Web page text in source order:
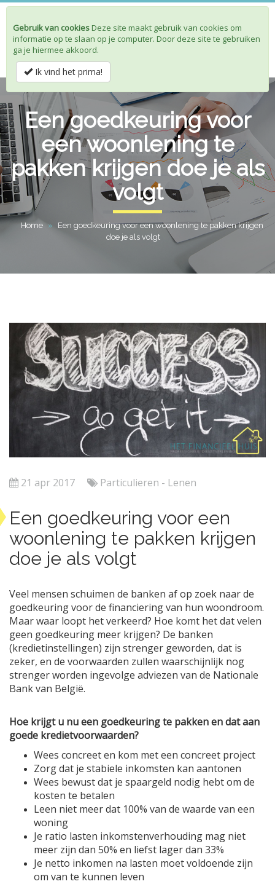
Toggle
Een goedkeuring voor
een woonlening te
pakken krijgen doe je als
volgt
Home »
Een goedkeuring voor een woonlening te pakken krijgen
doe je als volgt
21 apr 2017 Particulieren - Lenen
Een goedkeuring voor een
woonlening te pakken krijgen
doe je als volgt
Veel mensen schuimen de banken af op zoek naar de
goedkeuring voor de financiering van hun woondroom.
Maar waar loopt het verkeerd? Hoe komt het dat velen
geen goedkeuring meer krijgen? De banken
(kredietinstellingen) zijn strenger geworden, dat is
zeker, en de voorwaarden zullen waarschijnlijk nog
strenger worden ingevolge adviezen van de Nationale
Bank van België.
Hoe krijgt u nu een goedkeuring te pakken en dat aan
goede kredietvoorwaarden?
Wees concreet en kom met een concreet project
Zorg dat je stabiele inkomsten kan aantonen
Wees bewust dat je spaargeld nodig hebt om de
kosten te betalen
Leen niet meer dat 100% van de waarde van een
woning
Je ratio lasten inkomstenverhouding mag niet
meer zijn dan 50% en liefst lager dan 33%
Je netto inkomen na lasten moet voldoende zijn
om van te kunnen leven
Gebruik van cookiesDeze site maakt gebruik van cookies om
informatie op te slaan op je computer. Door deze site te gebruiken
ga je hiermee akkoord.
Ik vind het prima!